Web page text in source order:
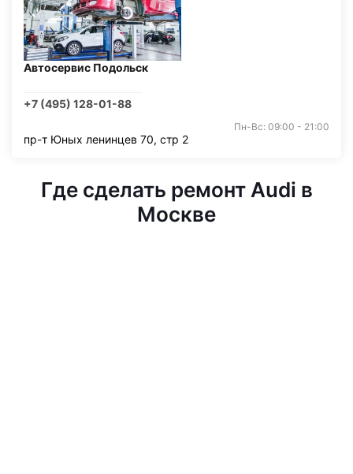
Автосервис Подольск
+7 (495) 128-01-88
Пн-Вс: 09:00 - 21:00
пр-т Юных ленинцев 70, стр 2
Где сделать ремонт Audi в
Москве